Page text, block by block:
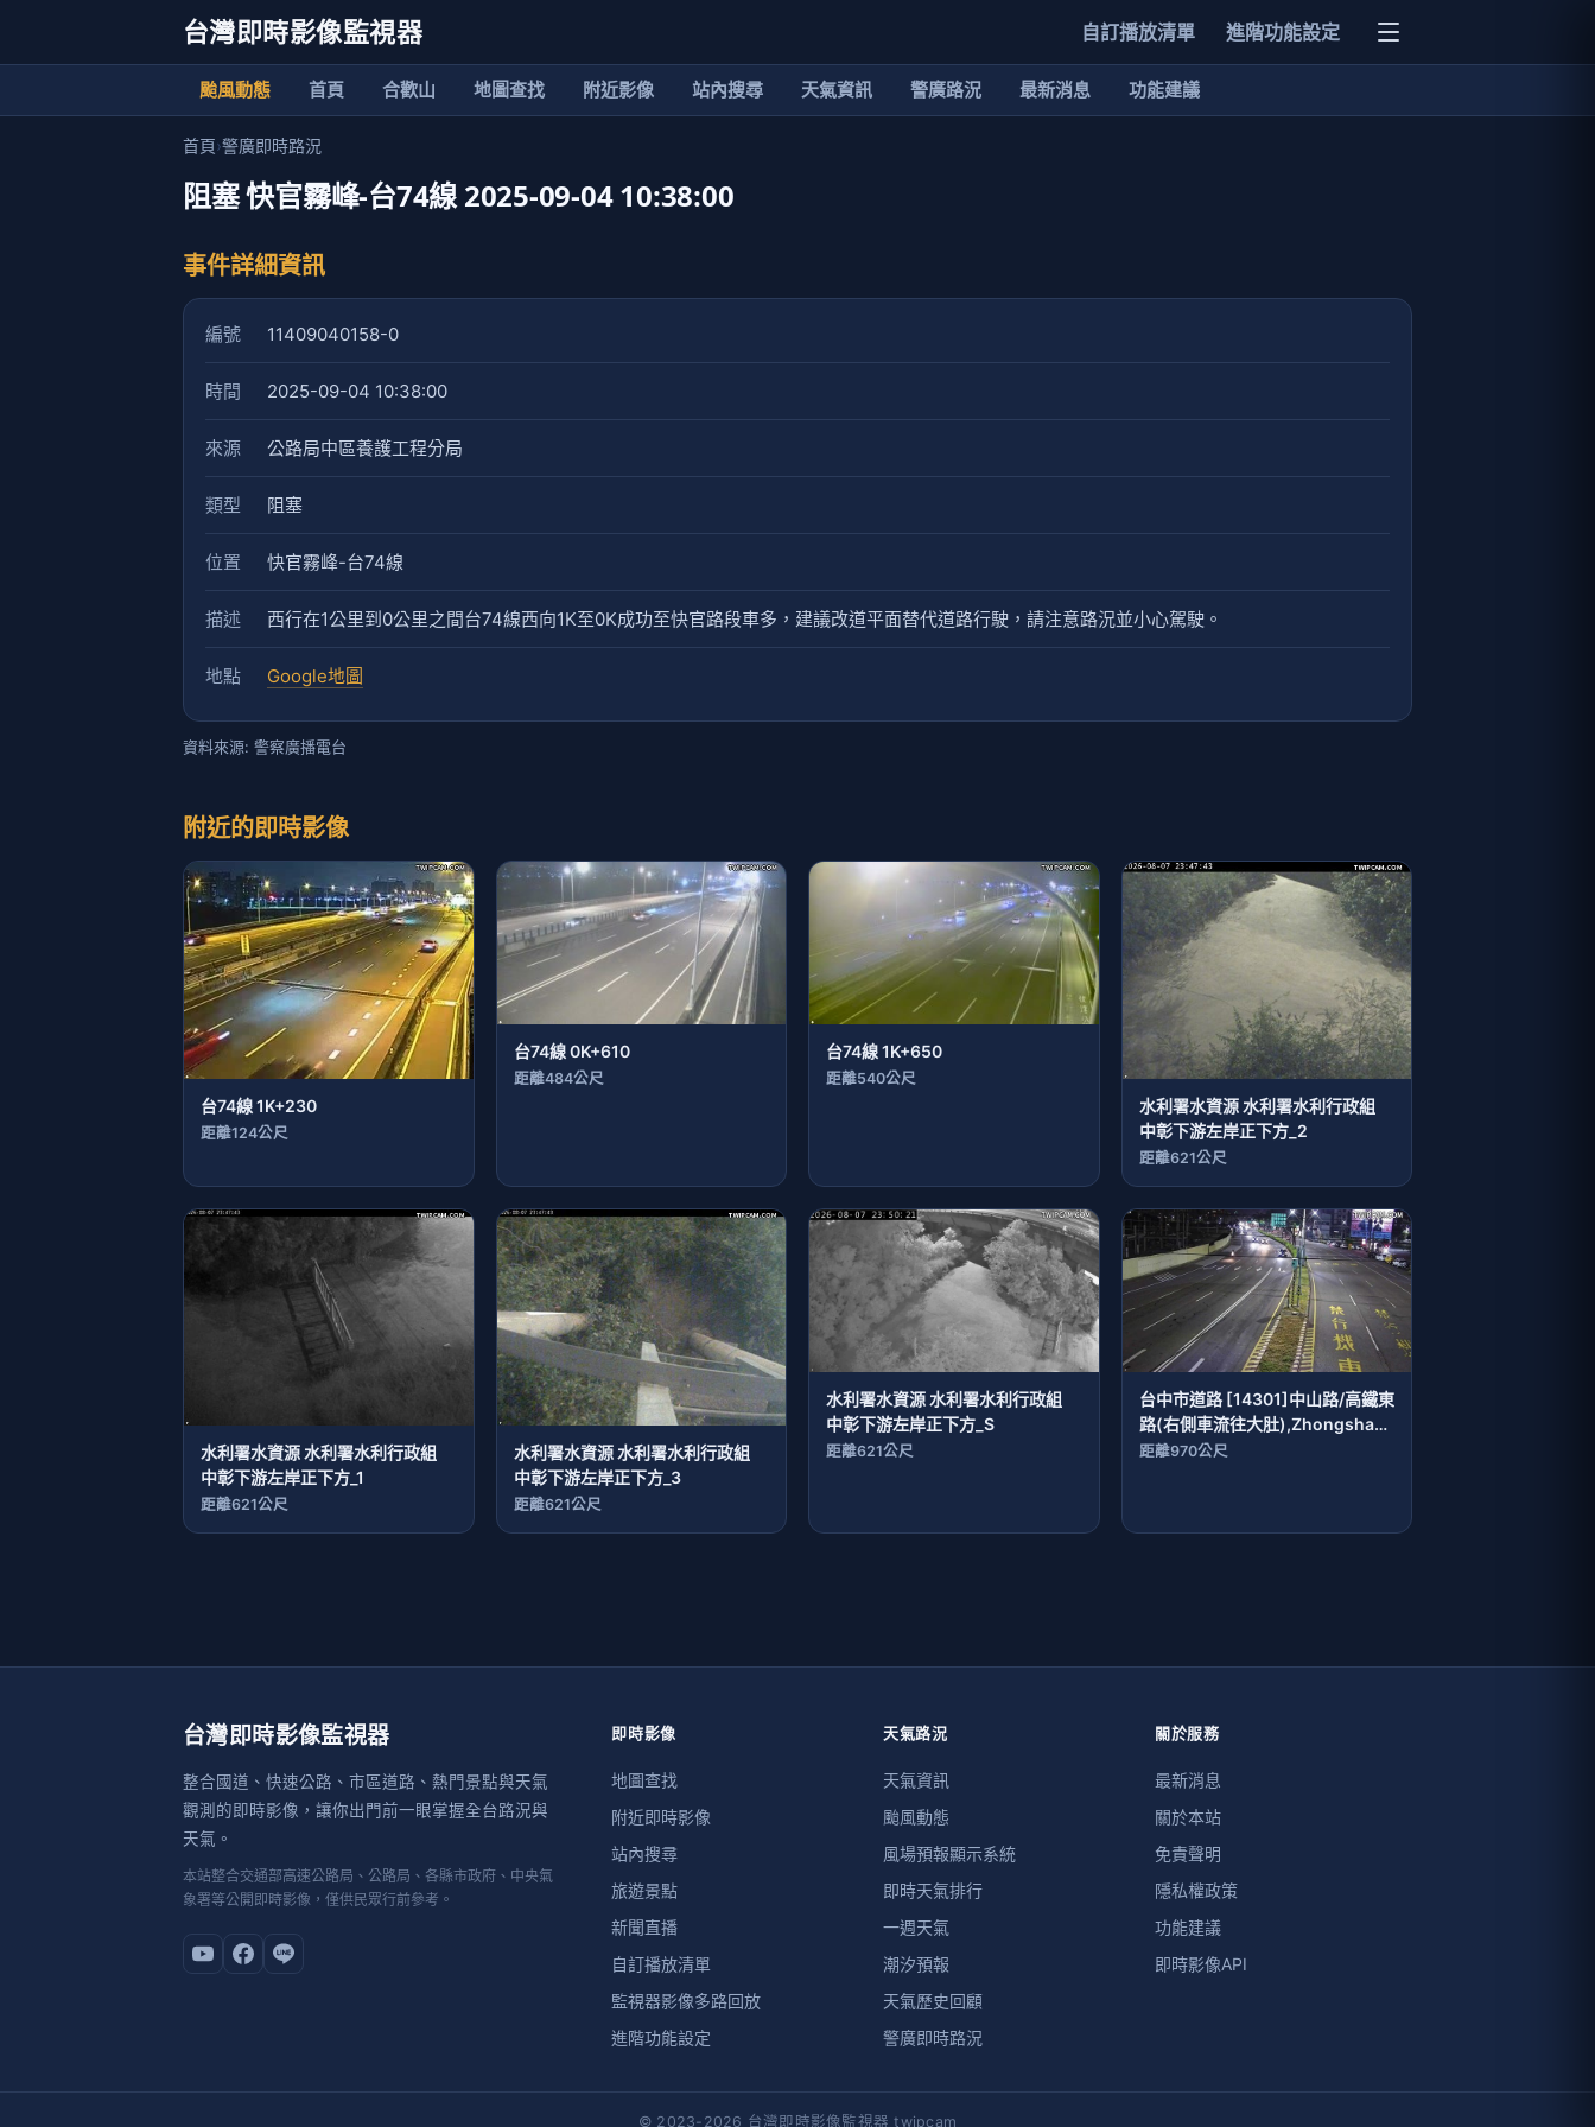
台灣即時影像監視器 自訂播放清單 進階功能設定
颱風動態 首頁 合歡山 地圖查找 附近影像 站內搜尋 天氣資訊 警廣路況 最新消息 功能建議
首頁›警廣即時路況
阻塞 快官霧峰-台74線 2025-09-04 10:38:00
事件詳細資訊
編號 11409040158-0
時間 2025-09-04 10:38:00
來源 公路局中區養護工程分局
類型 阻塞
位置 快官霧峰-台74線
描述 西行在1公里到0公里之間台74線西向1K至0K成功至快官路段車多，建議改道平面替代道路行駛，請注意路況並小心駕駛。
地點 Google地圖
資料來源: 警察廣播電台
附近的即時影像
台74線 1K+230
距離124公尺
台74線 0K+610
距離484公尺
台74線 1K+650
距離540公尺
水利署水資源 水利署水利行政組
中彰下游左岸正下方_2
距離621公尺
水利署水資源 水利署水利行政組
中彰下游左岸正下方_1
距離621公尺
水利署水資源 水利署水利行政組
中彰下游左岸正下方_3
距離621公尺
水利署水資源 水利署水利行政組
中彰下游左岸正下方_S
距離621公尺
台中市道路 [14301]中山路/高鐵東
路(右側車流往大肚),Zhongshan
Rd./Gaotie E. Rd.(Right side
距離970公尺
台灣即時影像監視器
整合國道、快速公路、市區道路、熱門景點與天氣
觀測的即時影像，讓你出門前一眼掌握全台路況與
天氣。
本站整合交通部高速公路局、公路局、各縣市政府、中央氣
象署等公開即時影像，僅供民眾行前參考。
即時影像
地圖查找
附近即時影像
站內搜尋
旅遊景點
新聞直播
自訂播放清單
監視器影像多路回放
進階功能設定
天氣路況
天氣資訊
颱風動態
風場預報顯示系統
即時天氣排行
一週天氣
潮汐預報
天氣歷史回顧
警廣即時路況
關於服務
最新消息
關於本站
免責聲明
隱私權政策
功能建議
即時影像API
© 2023-2026 台灣即時影像監視器 twipcam